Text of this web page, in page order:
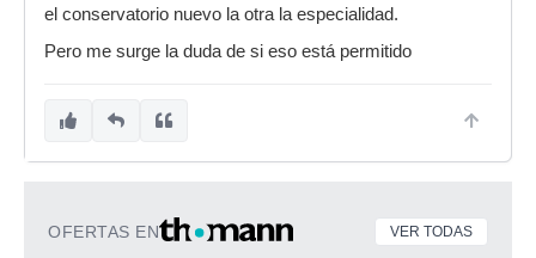
el conservatorio nuevo la otra la especialidad.
Pero me surge la duda de si eso está permitido
OFERTAS EN VER TODAS